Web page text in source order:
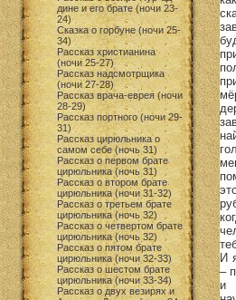
дине и его брате (ночи 23-
24)
Сказка о горбуне (ночи 25-
34)
Рассказ христианина
(ночи 25-27)
Рассказ надсмотрщика
(ночи 27-28)
Рассказ врача-еврея (ночи
28-29)
Рассказ портного (ночи 29-
31)
Рассказ цирюльника о
самом себе (ночь 31)
Рассказ о первом брате
цирюльника (ночь 31)
Рассказ о втором брате
цирюльника (ночи 31-32)
Рассказ о третьем брате
цирюльника (ночь 32)
Рассказ о четвертом брате
цирюльника (ночь 32)
Рассказ о пятом брате
цирюльника (ночи 32-33)
Рассказ о шестом брате
цирюльника (ночи 33-34)
Рассказ о двух везирях и
И
–
и